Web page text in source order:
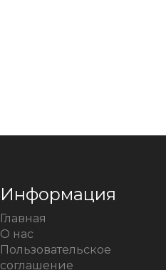
Информация
Главная
О нас
Пользовательское
соглашение